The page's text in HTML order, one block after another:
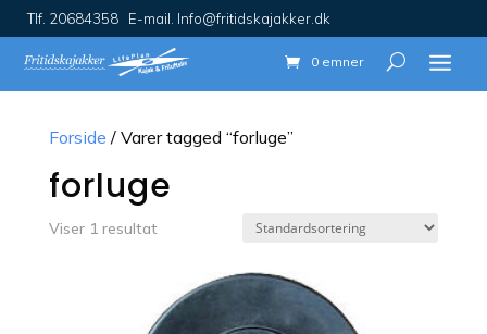
Tlf. 20684358 E-mail. Info@fritidskajakker.dk
0 emner
Forside / Varer tagged “forluge”
forluge
Viser 1 resultat